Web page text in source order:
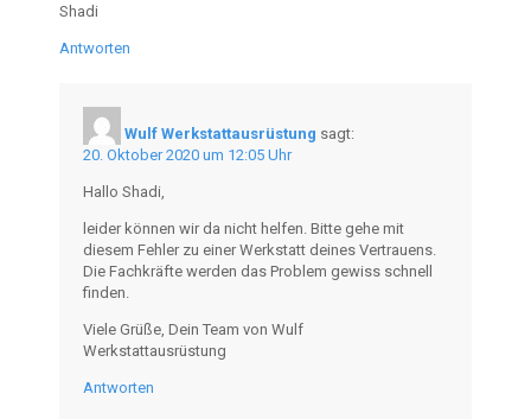
Shadi
Antworten
Wulf Werkstattausrüstung sagt:
20. Oktober 2020 um 12:05 Uhr
Hallo Shadi,
leider können wir da nicht helfen. Bitte gehe mit
diesem Fehler zu einer Werkstatt deines Vertrauens.
Die Fachkräfte werden das Problem gewiss schnell
finden.
Viele Grüße, Dein Team von Wulf
Werkstattausrüstung
Antworten